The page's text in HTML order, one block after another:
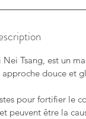
Tsang, est un
approche douce et
pour fortifier le
peuvent être la